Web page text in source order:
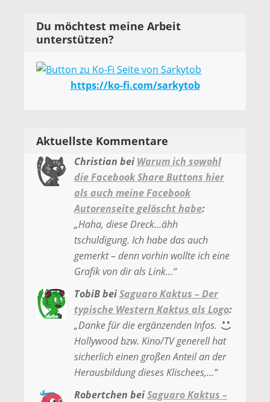
Du möchtest meine Arbeit
unterstützen?
https://ko-fi.com/sarkytob
Aktuellste Kommentare
Christian bei Warum ich sowohl
die Facebook Share Buttons hier
als auch meine Facebook
Autorenseite gelöscht habe:
„Haha, diese Dreck…ähh
tschuldigung. Ich habe das auch
gemerkt – denn vorhin wollte ich eine
Grafik von dir als Link…“
TobiBbeiSaguaro Kaktus – Der
typische Western Kaktus als Logo:
„Danke für die ergänzenden Infos.
Hollywood bzw. Kino/TV generell hat
sicherlich einen großen Anteil an der
Herausbildung dieses Klischees,…“
Robertchen beiSaguaro Kaktus –